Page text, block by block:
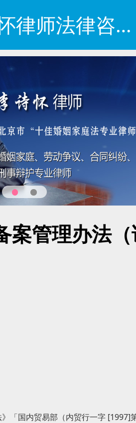
北京李诗怀律师法律咨询网
案管理办法
「国内贸易部（内贸行一字 [1997]